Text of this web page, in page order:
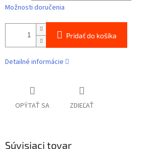
Možnosti doručenia
Pridať do košíka
Detailné informácie
OPÝTAŤ SA ZDIEĽAŤ
Súvisiaci tovar